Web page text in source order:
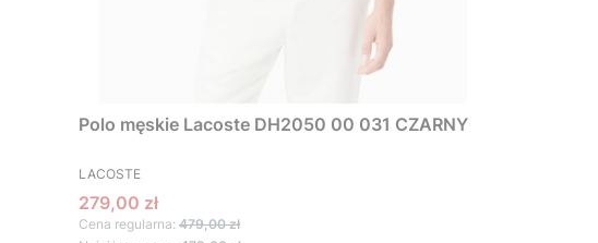
Polo męskie Lacoste DH2050 00 031 CZARNY
PRODUCENT
LACOSTE
Cena promocyjna
279,00 zł
Cena regularna: 479,00 zł